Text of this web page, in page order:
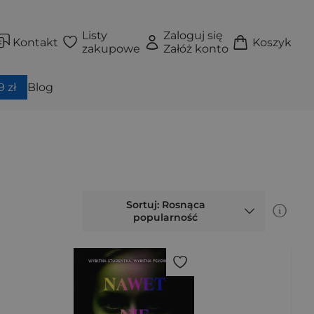
Kontakt
Listy
zakupowe
Zaloguj się
Załóż konto
Koszyk
zł Blog
Sortuj: Rosnąca
popularność